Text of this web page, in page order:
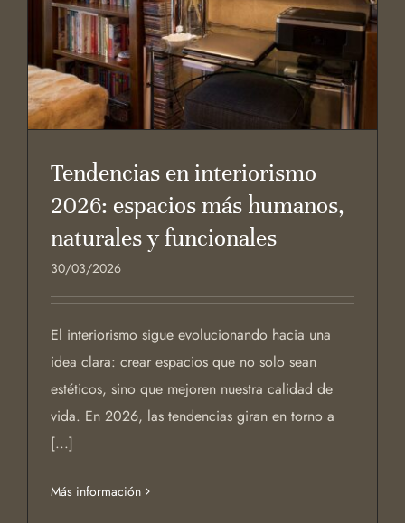
Tendencias en interiorismo
2026: espacios más humanos,
naturales y funcionales
30/03/2026
El interiorismo sigue evolucionando hacia una
idea clara: crear espacios que no solo sean
estéticos, sino que mejoren nuestra calidad de
vida. En 2026, las tendencias giran en torno a
[...]
Más información